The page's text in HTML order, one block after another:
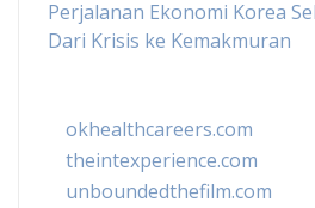
Perjalanan Ekonomi Korea
Dari Krisis ke Kemakmuran
okhealthcareers.com
theintexperience.com
unboundedthefilm.com